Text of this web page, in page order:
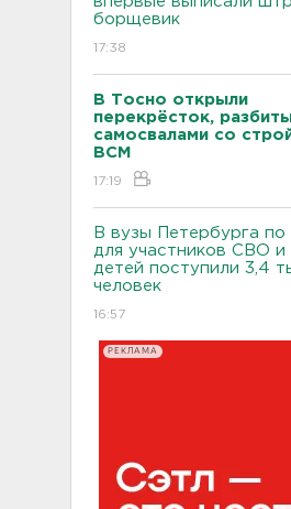
борщевик
17:38
В Тосно открыли
перекрёсток,
самосвалами со
ВСМ
17:19
В вузы Петербурга по
для участников СВО и
детей поступили 3,4
человек
16:57
РЕКЛАМА